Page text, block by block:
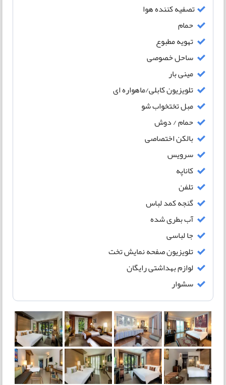
تصفیه کننده هوا
حمام
تهویه مطبوع
ساحل خصوصی
مینی بار
تلویزیون کابلی/ماهواره ای
مبل تختخواب شو
حمام / دوش
بالکن اختصاصی
سرویس
کاناپه
تلفن
گنجه کمد لباس
آب بطری شده
جا لباسی
تلویزیون صفحه نمایش تخت
لوازم بهداشتی رایگان
سشوار